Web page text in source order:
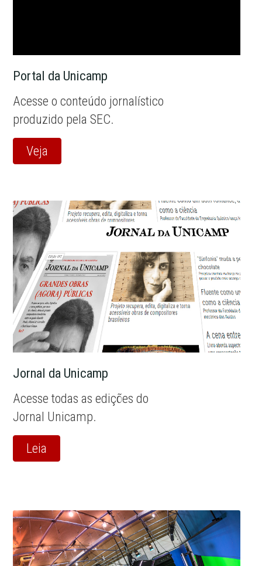
Portal da Unicamp
Acesse o conteúdo jornalístico
produzido pela SEC.
Veja
Jornal da Unicamp
Acesse todas as edições do
Jornal Unicamp.
Leia